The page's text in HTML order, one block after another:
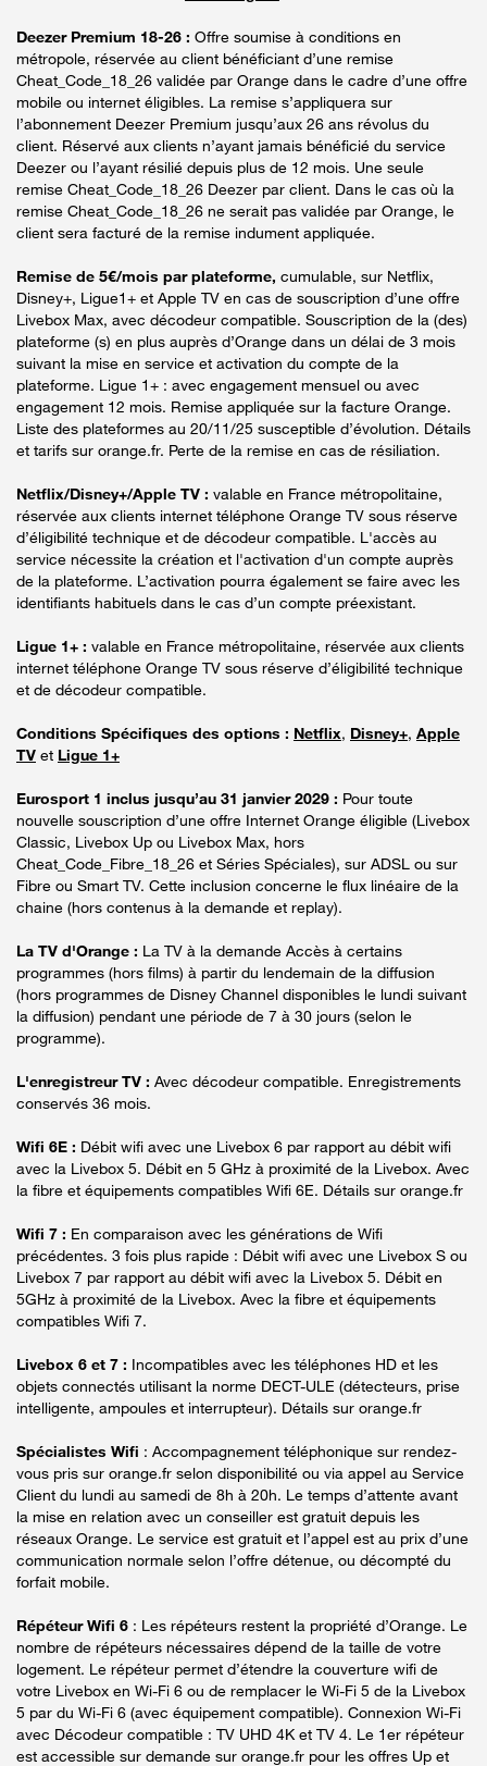
Deezer Premium 18-26 : Offre soumise à conditions en
métropole, réservée au client bénéficiant d’une remise
Cheat_Code_18_26 validée par Orange dans le cadre d’une offre
mobile ou internet éligibles. La remise s’appliquera sur
l’abonnement Deezer Premium jusqu’aux 26 ans révolus du
client. Réservé aux clients n’ayant jamais bénéficié du service
Deezer ou l’ayant résilié depuis plus de 12 mois. Une seule
remise Cheat_Code_18_26 Deezer par client. Dans le cas où la
remise Cheat_Code_18_26 ne serait pas validée par Orange, le
client sera facturé de la remise indument appliquée.
Remise de 5€/mois par plateforme, cumulable, sur Netflix,
Disney+, Ligue1+ et Apple TV en cas de souscription d’une offre
Livebox Max, avec décodeur compatible. Souscription de la (des)
plateforme (s) en plus auprès d’Orange dans un délai de 3 mois
suivant la mise en service et activation du compte de la
plateforme. Ligue 1+ : avec engagement mensuel ou avec
engagement 12 mois. Remise appliquée sur la facture Orange.
Liste des plateformes au 20/11/25 susceptible d’évolution. Détails
et tarifs sur orange.fr. Perte de la remise en cas de résiliation.
Netflix/Disney+/Apple TV : valable en France métropolitaine,
réservée aux clients internet téléphone Orange TV sous réserve
d’éligibilité technique et de décodeur compatible. L'accès au
service nécessite la création et l'activation d'un compte auprès
de la plateforme. L’activation pourra également se faire avec les
identifiants habituels dans le cas d’un compte préexistant.
Ligue 1+ : valable en France métropolitaine, réservée aux clients
internet téléphone Orange TV sous réserve d’éligibilité technique
et de décodeur compatible.
Conditions Spécifiques des options : Netflix, Disney+, Apple
TV et Ligue 1+
Eurosport 1 inclus jusqu’au 31 janvier 2029 : Pour toute
nouvelle souscription d’une offre Internet Orange éligible (Livebox
Classic, Livebox Up ou Livebox Max, hors
Cheat_Code_Fibre_18_26 et Séries Spéciales), sur ADSL ou sur
Fibre ou Smart TV. Cette inclusion concerne le flux linéaire de la
chaine (hors contenus à la demande et replay).
La TV d'Orange : La TV à la demande Accès à certains
programmes (hors films) à partir du lendemain de la diffusion
(hors programmes de Disney Channel disponibles le lundi suivant
la diffusion) pendant une période de 7 à 30 jours (selon le
programme).
L'enregistreur TV : Avec décodeur compatible. Enregistrements
conservés 36 mois.
Wifi 6E : Débit wifi avec une Livebox 6 par rapport au débit wifi
avec la Livebox 5. Débit en 5 GHz à proximité de la Livebox. Avec
la fibre et équipements compatibles Wifi 6E. Détails sur orange.fr
Wifi 7 : En comparaison avec les générations de Wifi
précédentes. 3 fois plus rapide : Débit wifi avec une Livebox S ou
Livebox 7 par rapport au débit wifi avec la Livebox 5. Débit en
5GHz à proximité de la Livebox. Avec la fibre et équipements
compatibles Wifi 7.
Livebox 6 et 7 : Incompatibles avec les téléphones HD et les
objets connectés utilisant la norme DECT-ULE (détecteurs, prise
intelligente, ampoules et interrupteur). Détails sur orange.fr
Spécialistes Wifi : Accompagnement téléphonique sur rendez-
vous pris sur orange.fr selon disponibilité ou via appel au Service
Client du lundi au samedi de 8h à 20h. Le temps d’attente avant
la mise en relation avec un conseiller est gratuit depuis les
réseaux Orange. Le service est gratuit et l’appel est au prix d’une
communication normale selon l’offre détenue, ou décompté du
forfait mobile.
Répéteur Wifi 6 : Les répéteurs restent la propriété d’Orange. Le
nombre de répéteurs nécessaires dépend de la taille de votre
logement. Le répéteur permet d’étendre la couverture wifi de
votre Livebox en Wi-Fi 6 ou de remplacer le Wi-Fi 5 de la Livebox
5 par du Wi-Fi 6 (avec équipement compatible). Connexion Wi-Fi
avec Décodeur compatible : TV UHD 4K et TV 4. Le 1er répéteur
est accessible sur demande sur orange.fr pour les offres Up et